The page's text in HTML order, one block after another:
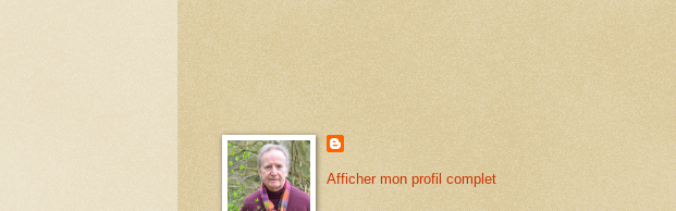
Afficher mon profil complet